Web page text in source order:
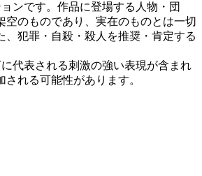
ンです。作品に登場する人物・団
空のものであり、実在のものとは一切
、犯罪・自殺・殺人を推奨・肯定する
代表される刺激の強い表現が含まれ
れる可能性があります。